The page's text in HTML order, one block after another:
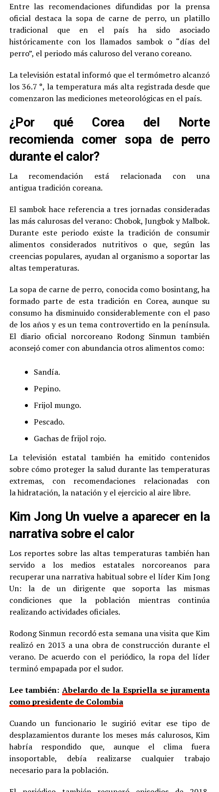
Entre las recomendaciones difundidas por la prensa
oficial destaca la sopa de carne de perro, un platillo
tradicional que en el país ha sido asociado
históricamente con los llamados sambok o “días del
perro”, el periodo más caluroso del verano coreano.
La televisión estatal informó que el termómetro alcanzó
los 36.7 °, la temperatura más alta registrada desde que
comenzaron las mediciones meteorológicas en el país.
¿Por qué Corea del Norte
recomienda comer sopa de perro
durante el calor?
La recomendación está relacionada con una
antigua tradición coreana.
El sambok hace referencia a tres jornadas consideradas
las más calurosas del verano: Chobok, Jungbok y Malbok.
Durante este periodo existe la tradición de consumir
alimentos considerados nutritivos o que, según las
creencias populares, ayudan al organismo a soportar las
altas temperaturas.
La sopa de carne de perro, conocida como bosintang, ha
formado parte de esta tradición en Corea, aunque su
consumo ha disminuido considerablemente con el paso
de los años y es un tema controvertido en la península.
El diario oficial norcoreano Rodong Sinmun también
aconsejó comer con abundancia otros alimentos como:
Sandía.
Pepino.
Frijol mungo.
Pescado.
Gachas de frijol rojo.
La televisión estatal también ha emitido contenidos
sobre cómo proteger la salud durante las temperaturas
extremas, con recomendaciones relacionadas con
la hidratación, la natación y el ejercicio al aire libre.
Kim Jong Un vuelve a aparecer en la
narrativa sobre el calor
Los reportes sobre las altas temperaturas también han
servido a los medios estatales norcoreanos para
recuperar una narrativa habitual sobre el líder Kim Jong
Un: la de un dirigente que soporta las mismas
condiciones que la población mientras continúa
realizando actividades oficiales.
Rodong Sinmun recordó esta semana una visita que Kim
realizó en 2013 a una obra de construcción durante el
verano. De acuerdo con el periódico, la ropa del líder
terminó empapada por el sudor.
Lee también: Abelardo de la Espriella se juramenta
como presidente de Colombia
Cuando un funcionario le sugirió evitar ese tipo de
desplazamientos durante los meses más calurosos, Kim
habría respondido que, aunque el clima fuera
insoportable, debía realizarse cualquier trabajo
necesario para la población.